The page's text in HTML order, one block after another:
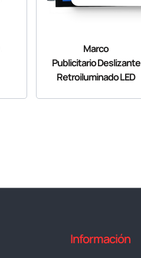
Marco
Publicitario Deslizante
Retroiluminado LED
Información